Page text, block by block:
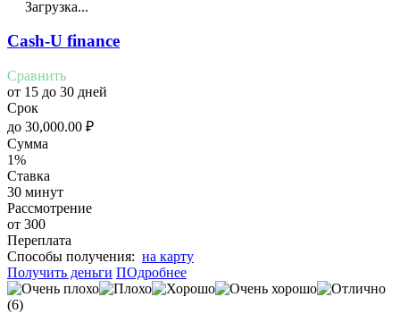
Загрузка...
Cash-U finance
Сравнить
от 15 до 30 дней
Срок
до 30,000.00 ₽
Сумма
1%
Ставка
30 минут
Рассмотрение
от 300
Переплата
Cпособы получения: на карту
Получить деньги ПОдробнее
(6)